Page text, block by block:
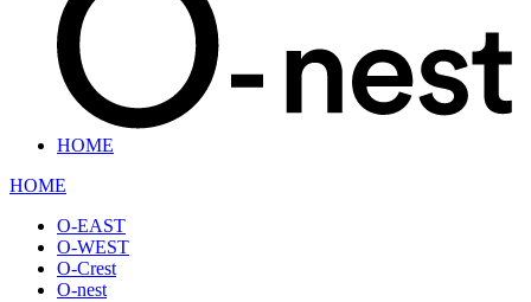
HOME
HOME
O-EAST
O-WEST
O-Crest
O-nest